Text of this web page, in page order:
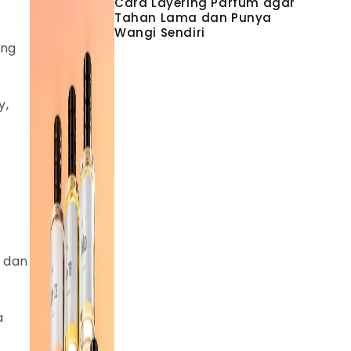
Tahan Lama dan Punya
Wangi Sendiri